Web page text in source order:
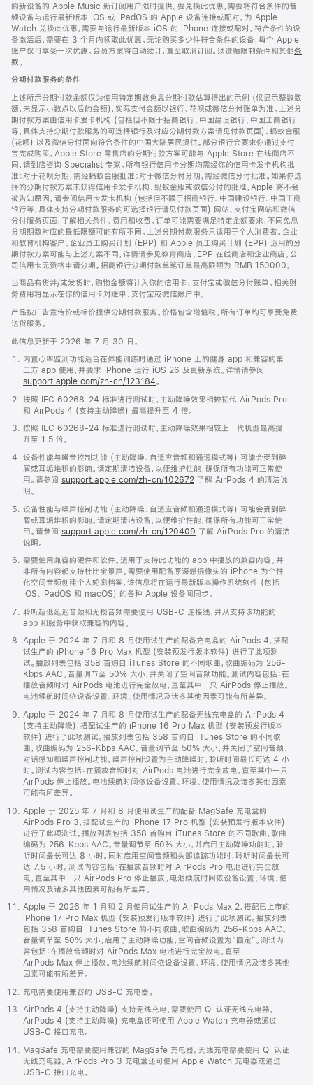
的新设备的 Apple Music 新订阅用户限时提供。要兑换此优惠，需要将符合条件的音
频设备与运行最新版本 iOS 或 iPadOS 的 Apple 设备连接或配对。为 Apple
Watch 兑换此优惠，需要与运行最新版本 iOS 的 iPhone 连接或配对。符合条件的设
备激活后，需要在 3 个月内领取此优惠。无论购买多少件符合条件的设备，每个 Apple
账户仅可享受一次优惠。会员方案将自动续订，直至取消订阅。须遵循限制条件和其他条
款。
窗
口
中
打
开)
分期付款服务的条件
上述所示分期付款金额仅为使用特定期数免息分期付款估算得出的示例 (仅显示整数数
额，未显示小数点以后的金额)，实际支付金额以银行、花呗或微信分付账单为准。上述分
期付款方案由信用卡发卡机构 (包括但不限于招商银行、中国建设银行、中国工商银行
等，具体支持分期付款服务的可选择银行及对应分期付款方案请见付款页面)、蚂蚁金服
(花呗) 以及微信分付面向符合条件的中国大陆居民提供。部分银行会要求你通过支付
宝完成购买。Apple Store 零售店的分期付款方案可能与 Apple Store 在线商店不
同，请到店咨询 Specialist 专家。所有银行信用卡分期均需经你的信用卡发卡机构批
准；对于花呗分期，需经蚂蚁金服批准；对于微信分付分期，需经微信分付批准。如果你选
择的分期付款方案未获得信用卡发卡机构、蚂蚁金服或微信分付的批准，Apple 将不会
被告知原因。请参阅信用卡发卡机构 (包括但不限于招商银行、中国建设银行、中国工商
银行等，具体支持分期付款服务的可选择银行请见付款页面) 网站、支付宝网站和微信
分付服务页面，了解相关条件、费用和收费。订单可能需要满足特定金额要求，不同免息
分期期数对应的最低限额可能有所不同。上述分期付款服务只适用于个人消费者。企业
和教育机构客户、企业员工购买计划 (EPP) 和 Apple 员工购买计划 (EPP) 适用的分
期付款方案可能与上述方案不同，详情请参见教育商店、EPP 在线商店和企业商店。公
司信用卡无资格申请分期。招商银行分期付款单笔订单最高限额为 RMB 150000。
当商品有货并/或发货时，购物金额将计入你的信用卡、支付宝或微信分付账单。相关财
务费用将显示在你的信用卡对账单、支付宝或微信账户中。
产品按广告宣传价或标价提供分期付款服务。价格包含增值税。所有订单均可享受免费
送货服务。
此信息更新于 2026 年 7 月 30 日。
内置心率监测功能适合在体能训练时通过 iPhone 上的健身 app 和兼容的第
三方 app 使用，并要求 iPhone 运行 iOS 26 及更新系统。详情请参阅
support.apple.com/zh-cn/123184。
按照 IEC 60268-24 标准进行测试时，主动降噪效果相较初代 AirPods Pro
和 AirPods 4 (支持主动降噪) 最高提升至 4 倍。
按照 IEC 60268-24 标准进行测试时，主动降噪效果相较上一代机型最高提
升至 1.5 倍。
设备性能与噪音控制功能 (主动降噪、自适应音频和通透模式等) 可能会受到碎
屑或耳垢堆积的影响。请定期清洁设备，以便维护性能，确保所有功能可正常使
用。请参阅 support.apple.com/zh-cn/102672 了解 AirPods 4 的清洁说
明。
设备性能与噪声控制功能 (主动降噪、自适应音频和通透模式等) 可能会受到碎
屑或耳垢堆积的影响。请定期清洁设备，以便维护性能，确保所有功能可正常使
用。请参阅 support.apple.com/zh-cn/120409 了解 AirPods Pro 的清洁
说明。
需要使用兼容的硬件和软件。适用于支持此功能的 app 中播放的兼容内容。并
非所有内容都支持杜比全景声。需要使用配备原深感摄像头的 iPhone 为个性
化空间音频创建个人轮廓档案，该信息将在运行最新版本操作系统软件 (包括
iOS、iPadOS 和 macOS) 的各种 Apple 设备间同步。
聆听超低延迟音频和无损音频需要使用 USB-C 连接线，并从支持该功能的
app 和服务中获取兼容的内容。
Apple 于 2024 年 7 月和 8 月使用试生产的配备充电盒的 AirPods 4，搭配
试生产的 iPhone 16 Pro Max 机型 (安装预发行版本软件) 进行了此项测
试。播放列表包括 358 首购自 iTunes Store 的不同歌曲，歌曲编码为 256-
Kbps AAC。音量调节至 50% 大小，并关闭了空间音频功能。测试内容包括：在
播放音频时对 AirPods 电池进行完全放电，直至其中一只 AirPods 停止播放。
电池续航时间依设备设置、环境、使用情况及诸多其他因素可能有所差异。
Apple 于 2024 年 7 月和 8 月使用试生产的配备无线充电盒的 AirPods 4
(支持主动降噪)，搭配试生产的 iPhone 16 Pro Max 机型 (安装预发行版本
软件) 进行了此项测试。播放列表包括 358 首购自 iTunes Store 的不同歌
曲，歌曲编码为 256-Kbps AAC。音量调节至 50% 大小，并关闭了空间音频、
对话感知和噪声控制功能。噪声控制设置为主动降噪时，聆听时间最长可达 4 小
时。测试内容包括：在播放音频时对 AirPods 电池进行完全放电，直至其中一只
AirPods 停止播放。电池续航时间依设备设置、环境、使用情况及诸多其他因素
可能有所差异。
Apple 于 2025 年 7 月和 8 月使用试生产的配备 MagSafe 充电盒的
AirPods Pro 3，搭配试生产的 iPhone 17 Pro 机型 (安装预发行版本软件)
进行了此项测试。播放列表包括 358 首购自 iTunes Store 的不同歌曲，歌曲
编码为 256-Kbps AAC。音量调节至 50% 大小，并启用主动降噪功能时，聆
听时间最长可达 8 小时。同时启用空间音频和头部追踪功能时，聆听时间最长可
达 7.5 小时。测试内容包括：在播放音频时对 AirPods Pro 电池进行完全放
电，直至其中一只 AirPods Pro 停止播放。电池续航时间依设备设置、环境、使
用情况及诸多其他因素可能有所差异。
Apple 于 2026 年 1 月和 2 月使用试生产的 AirPods Max 2，搭配已上市的
iPhone 17 Pro Max 机型 (安装预发行版本软件) 进行了此项测试。播放列表
包括 358 首购自 iTunes Store 的不同歌曲，歌曲编码为 256-Kbps AAC。
音量调节至 50% 大小，启用了主动降噪功能，空间音频设置为“固定”。测试内
容包括：在播放音频时对 AirPods Max 电池进行完全放电，直至
AirPods Max 停止播放。电池续航时间依设备设置、环境、使用情况及诸多其他
因素可能有所差异。
充电需要使用兼容的 USB-C 充电器。
AirPods 4 (支持主动降噪) 支持无线充电，需要使用 Qi 认证无线充电器。
AirPods 4 (支持主动降噪) 充电盒还可使用 Apple Watch 充电器或通过
USB-C 接口充电。
MagSafe 充电需要使用兼容的 MagSafe 充电器。无线充电需要使用 Qi 认证
无线充电器。AirPods Pro 3 充电盒还可使用 Apple Watch 充电器或通过
USB-C 接口充电。